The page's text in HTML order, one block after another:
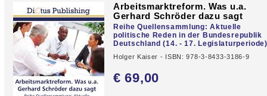
Arbeitsmarktreform. Was u.a.
Gerhard Schröder dazu sagt
Reihe Quellensammlung: Aktuelle
politische Reden in der Bundesrepublik
Deutschland (14. - 17. Legislaturperiode)
Holger Kaiser - ISBN: 978-3-8433-3186-9
€ 69,00